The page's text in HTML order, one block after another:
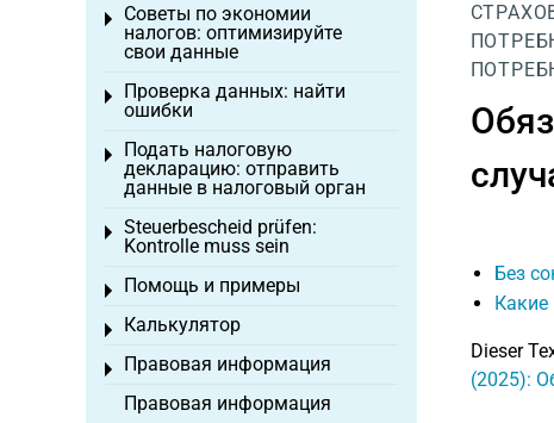
Без
Какие
Dieser
(2025):
Советы по экономии
налогов: оптимизируйте
свои данные
Toggle menu
Проверка данных: найти
ошибки
Toggle menu
Подать налоговую
декларацию: отправить
данные в налоговый орган
Toggle menu
Steuerbescheid prüfen:
Kontrolle muss sein
Toggle menu
Помощь и примеры
Toggle menu
Калькулятор
Toggle menu
Правовая информация
Toggle menu
Правовая информация